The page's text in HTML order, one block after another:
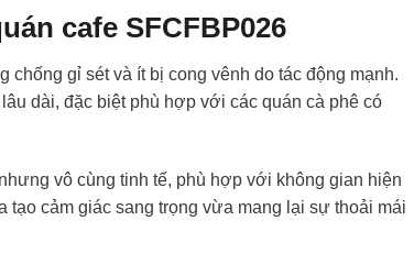
cafe SFCFBP026
gỉ sét và ít bị cong vênh do tác động mạnh.
dài, đặc biệt phù hợp với các quán cà phê có
vô cùng tinh tế, phù hợp với không gian hiện
cảm giác sang trọng vừa mang lại sự thoải mái